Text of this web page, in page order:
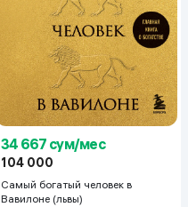
34 667 сум/мес
104 000
Самый богатый человек в
Вавилоне (львы)